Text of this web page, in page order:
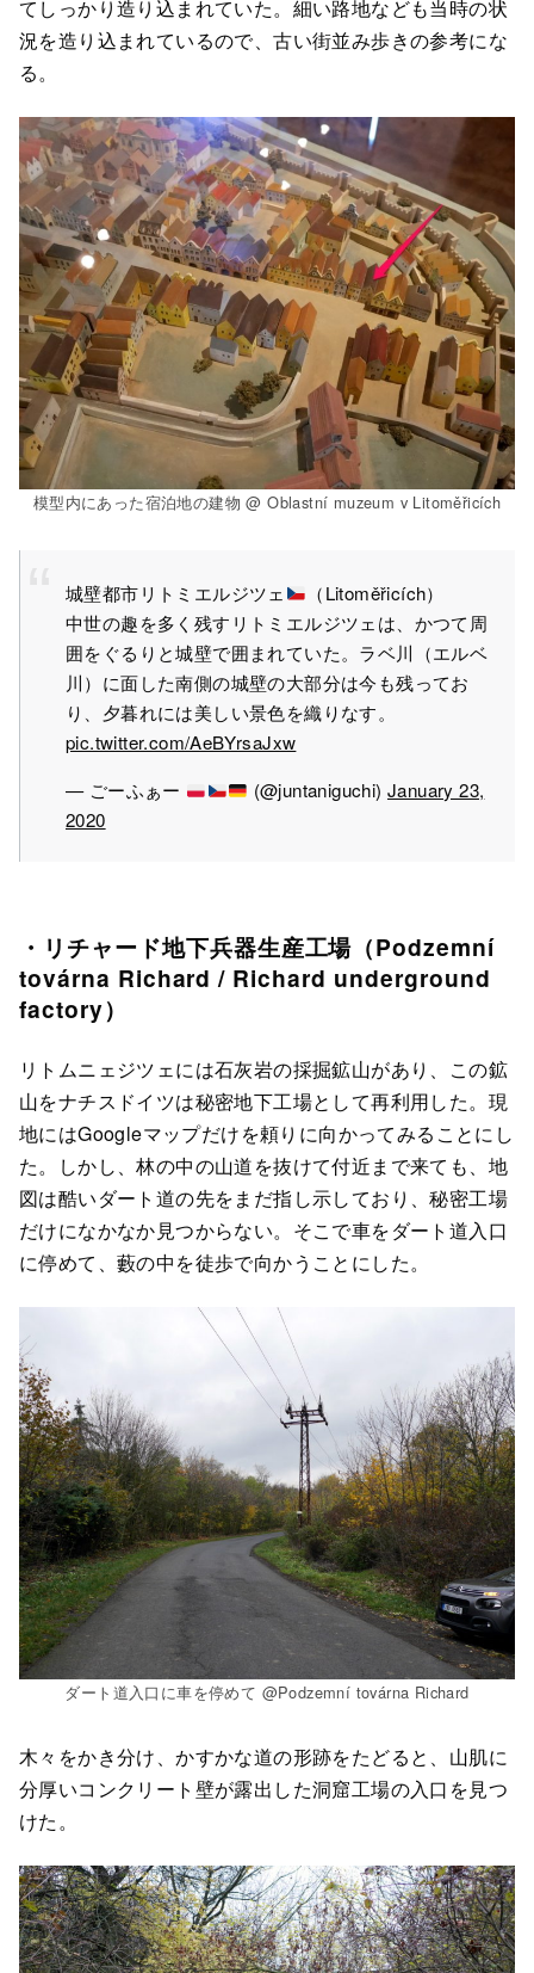
てしっかり造り込まれていた。細い路地なども当時の状
況を造り込まれているので、古い街並み歩きの参考にな
る。
模型内にあった宿泊地の建物 @ Oblastní muzeum v Litoměřicích
城壁都市リトミエルジツェ
（Litoměřicích）
中世の趣を多く残すリトミエルジツェは、かつて周
囲をぐるりと城壁で囲まれていた。ラベ川（エルベ
川）に面した南側の城壁の大部分は今も残ってお
り、夕暮れには美しい景色を織りなす。
pic.twitter.com/AeBYrsaJxw
— ごーふぁー
(@juntaniguchi) January 23,
2020
・リチャード地下兵器生産工場（Podzemní
továrna Richard / Richard underground
factory）
リトムニェジツェには石灰岩の採掘鉱山があり、この鉱
山をナチスドイツは秘密地下工場として再利用した。現
地にはGoogleマップだけを頼りに向かってみることにし
た。しかし、林の中の山道を抜けて付近まで来ても、地
図は酷いダート道の先をまだ指し示しており、秘密工場
だけになかなか見つからない。そこで車をダート道入口
に停めて、藪の中を徒歩で向かうことにした。
ダート道入口に車を停めて @Podzemní továrna Richard
木々をかき分け、かすかな道の形跡をたどると、山肌に
分厚いコンクリート壁が露出した洞窟工場の入口を見つ
けた。